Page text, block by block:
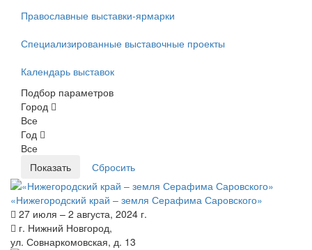
Православные выставки-ярмарки
Специализированные выставочные проекты
Календарь выставок
Подбор параметров
Город
Все
Год
Все
«Нижегородский край – земля Серафима Саровского»
27 июля – 2 августа, 2024 г.
г. Нижний Новгород,
ул. Совнаркомовская, д. 13